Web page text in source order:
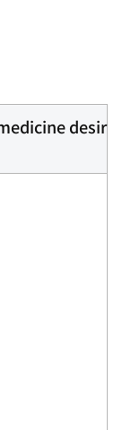
desir